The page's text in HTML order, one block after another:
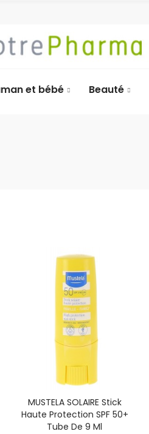
et bébé Beauté
MUSTELA SOLAIRE Stick
Haute Protection SPF 50+
Tube De 9 Ml